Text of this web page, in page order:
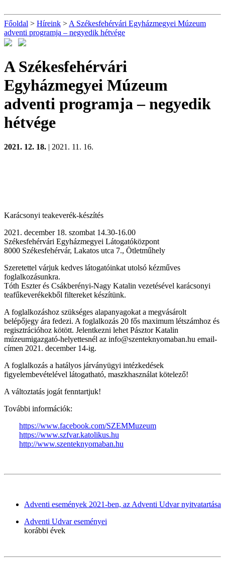
Főoldal > Híreink > A Székesfehérvári Egyházmegyei Múzeum
adventi programja – negyedik hétvége
A Székesfehérvári
Egyházmegyei Múzeum
adventi programja – negyedik
hétvége
2021. 12. 18. | 2021. 11. 16.
Karácsonyi teakeverék-készítés
2021. december 18. szombat 14.30-16.00
Székesfehérvári Egyházmegyei Látogatóközpont
8000 Székesfehérvár, Lakatos utca 7., Ötletműhely
Szeretettel várjuk kedves látogatóinkat utolsó kézműves
foglalkozásunkra.
Tóth Eszter és Csákberényi-Nagy Katalin vezetésével karácsonyi
teafűkeverékekből filtereket készítünk.
A foglalkozáshoz szükséges alapanyagokat a megvásárolt
belépőjegy ára fedezi. A foglalkozás 20 fős maximum létszámhoz és
regisztrációhoz kötött. Jelentkezni lehet Pásztor Katalin
múzeumigazgató-helyettesnél az info@szenteknyomaban.hu email-
címen 2021. december 14-ig.
A foglalkozás a hatályos járványügyi intézkedések
figyelembevételével látogatható, maszkhasználat kötelező!
A változtatás jogát fenntartjuk!
További információk:
https://www.facebook.com/SZEMMuzeum
https://www.szfvar.katolikus.hu
http://www.szenteknyomaban.hu
Adventi események 2021-ben, az Adventi Udvar nyitvatartása
Adventi Udvar eseményei
korábbi évek